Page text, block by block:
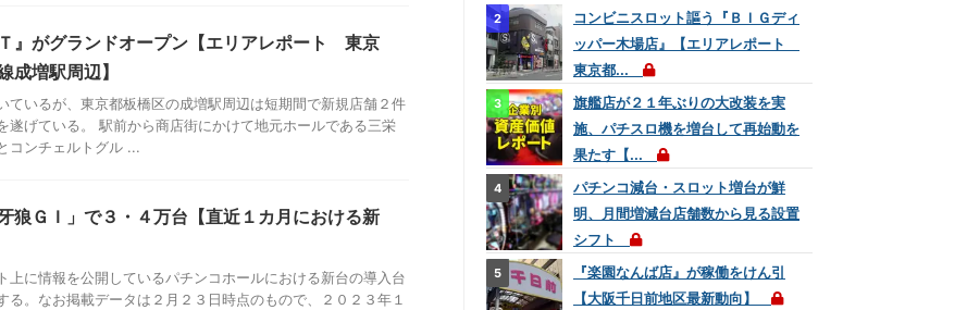
』がグランドオープン【エリアレポート 東京
増駅周辺】
ているが、東京都板橋区の成増駅周辺は短期間で新規店舗２件
遂げている。 駅前から商店街にかけて地元ホールである三栄
コンチェルトグル ...
狼ＧＩ」で３・４万台【直近１カ月における新
上に情報を公開しているパチンコホールにおける新台の導入台
る。なお掲載データは２月２３日時点のもので、２０２３年１
コンビニスロット謳う『ＢＩＧディ
ッパー木場店』【エリアレポート
東京都...
旗艦店が２１年ぶりの大改装を実
施、パチスロ機を増台して再始動を
果たす【...
パチンコ減台・スロット増台が鮮
明、月間増減台店舗数から見る設置
シフト
『楽園なんば店』が稼働をけん引
【大阪千日前地区最新動向】